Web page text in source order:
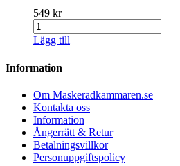
549 kr
Lägg till
Information
Om Maskeradkammaren.se
Kontakta oss
Information
Ångerrätt & Retur
Betalningsvillkor
Personuppgiftspolicy